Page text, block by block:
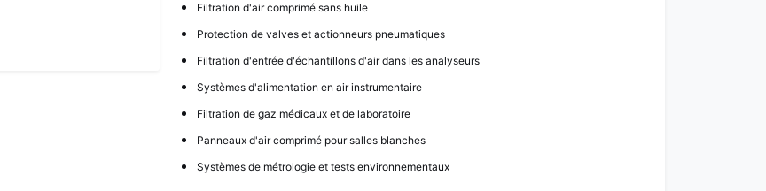
Filtration d'air comprimé sans huile
Protection de valves et actionneurs pneumatiques
Filtration d'entrée d'échantillons d'air dans les analyseurs
Systèmes d'alimentation en air instrumentaire
Filtration de gaz médicaux et de laboratoire
Panneaux d'air comprimé pour salles blanches
Systèmes de métrologie et tests environnementaux